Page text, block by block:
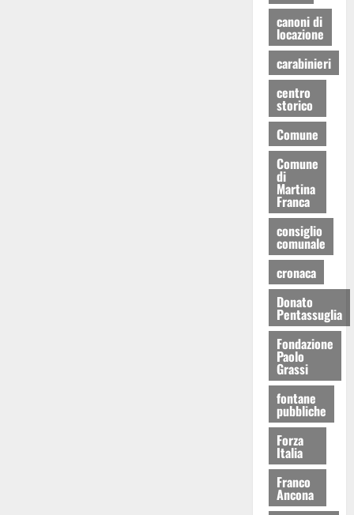
canoni di
locazione
carabinieri
centro
storico
Comune
Comune
di
Martina
Franca
consiglio
comunale
cronaca
Donato
Pentassuglia
Fondazione
Paolo
Grassi
fontane
pubbliche
Forza
Italia
Franco
Ancona